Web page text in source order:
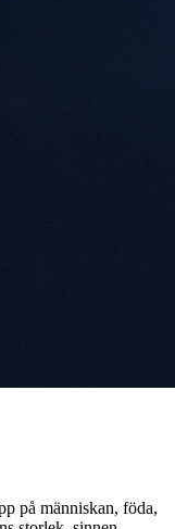
på människan, föda,